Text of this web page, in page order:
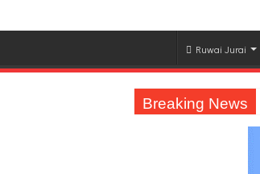
Ruwai Jurai
Breaking News